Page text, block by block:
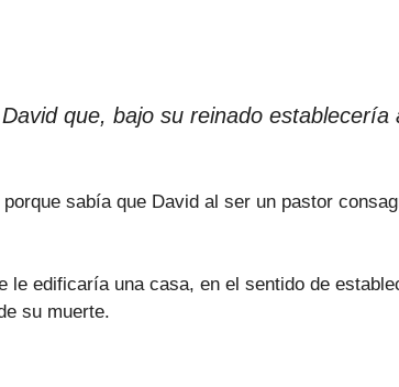
que, bajo su reinado
sabía que David al ser un pastor
le edificaría una casa, en el sentido de
su muerte.